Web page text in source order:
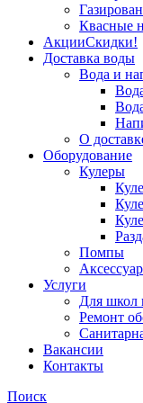
Квасные
АкцииСкидки!
Доставка воды
Вода и
О
Оборудование
Кулеры
Помпы
Услуги
Для школ
Ремонт
Вакансии
Контакты
Поиск